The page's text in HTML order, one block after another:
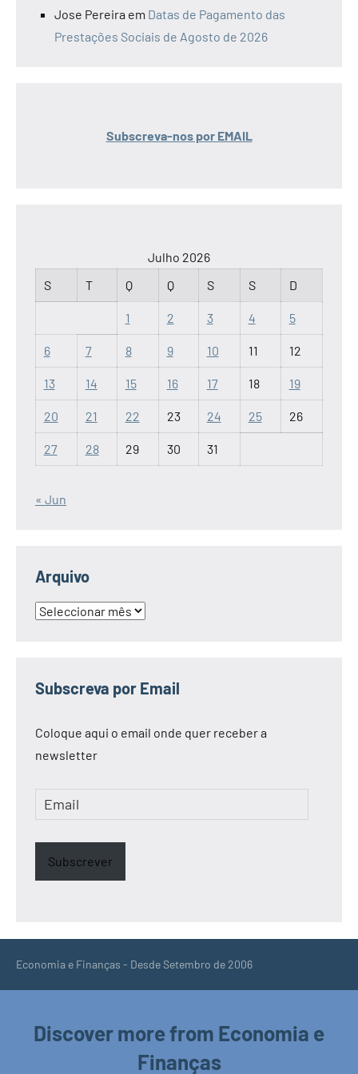
Jose Pereira em Datas de Pagamento das
Prestações Sociais de Agosto de 2026
Subscreva-nos por EMAIL
Julho 2026
S
T Q Q S S D
1 2 3 4 5
6 7 8 9 10 11 12
13 14 15 16 17 18 19
20 21 22 23 24 25 26
27 28 29 30 31
« Jun
Arquivo
Arquivo
Subscreva por Email
Coloque aqui o email onde quer receber a
newsletter
Email
Subscrever
Economia e Finanças - Desde Setembro de 2006
Discover more from Economia e
Finanças